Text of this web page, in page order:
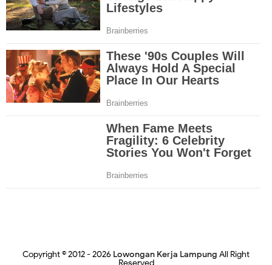
Copyright © 2012 -2026 Lowongan Kerja Lampung All Right